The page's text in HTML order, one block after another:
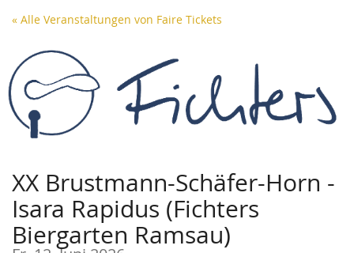
Zum
springen
« Alle Veranstaltungen von Faire Tickets
XX Brustmann-Schäfer-Horn -
Isara Rapidus (Fichters
Biergarten Ramsau)